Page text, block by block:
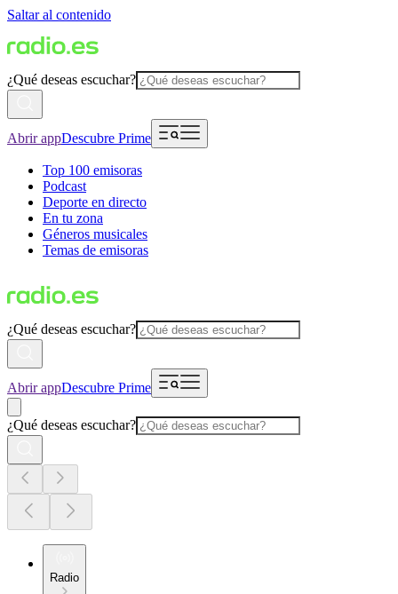
Saltar al contenido
¿Qué deseas escuchar?
Abrir appDescubre Prime
Top 100 emisoras
Podcast
Deporte en directo
En tu zona
Géneros musicales
Temas de emisoras
¿Qué deseas escuchar?
Abrir appDescubre Prime
¿Qué deseas escuchar?
Radio